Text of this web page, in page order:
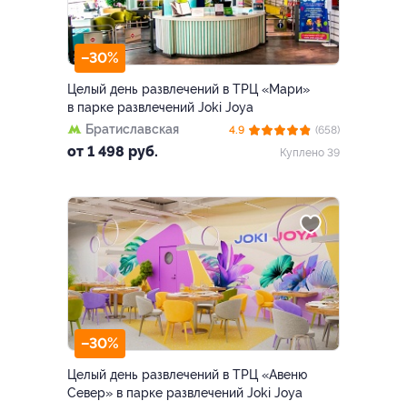
–30%
Целый день развлечений в ТРЦ «Мари»
в парке развлечений Joki Joya
Братиславская
от 1 498 руб.
4.9
(658)
Куплено 39
–30%
Целый день развлечений в ТРЦ «Авеню
Север» в парке развлечений Joki Joya